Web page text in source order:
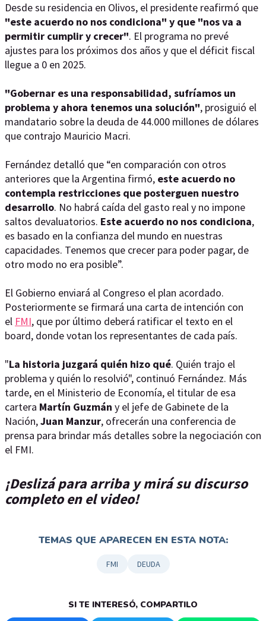
Desde su residencia en Olivos, el presidente reafirmó que
"este acuerdo no nos condiciona" y que "nos va a
permitir cumplir y crecer". El programa no prevé
ajustes para los próximos dos años y que el déficit fiscal
llegue a 0 en 2025.
"Gobernar es una responsabilidad, sufríamos un
problema y ahora tenemos una solución", prosiguió el
mandatario sobre la deuda de 44.000 millones de dólares
que contrajo Mauricio Macri.
Fernández detalló que “en comparación con otros
anteriores que la Argentina firmó, este acuerdo no
contempla restricciones que posterguen nuestro
desarrollo. No habrá caída del gasto real y no impone
saltos devaluatorios. Este acuerdo no nos condiciona,
es basado en la confianza del mundo en nuestras
capacidades. Tenemos que crecer para poder pagar, de
otro modo no era posible”.
El Gobierno enviará al Congreso el plan acordado.
Posteriormente se firmará una carta de intención con
el FMI, que por último deberá ratificar el texto en el
board, donde votan los representantes de cada país.
"La historia juzgará quién hizo qué. Quién trajo el
problema y quién lo resolvió", continuó Fernández. Más
tarde, en el Ministerio de Economía, el titular de esa
cartera Martín Guzmán y el jefe de Gabinete de la
Nación,Juan Manzur, ofrecerán una conferencia de
prensa para brindar más detalles sobre la negociación con
el FMI.
¡Deslizá para arriba y mirá su discurso
completo en el video!
TEMAS QUE APARECEN EN ESTA NOTA:
FMI DEUDA
SI TE INTERESÓ, COMPARTILO